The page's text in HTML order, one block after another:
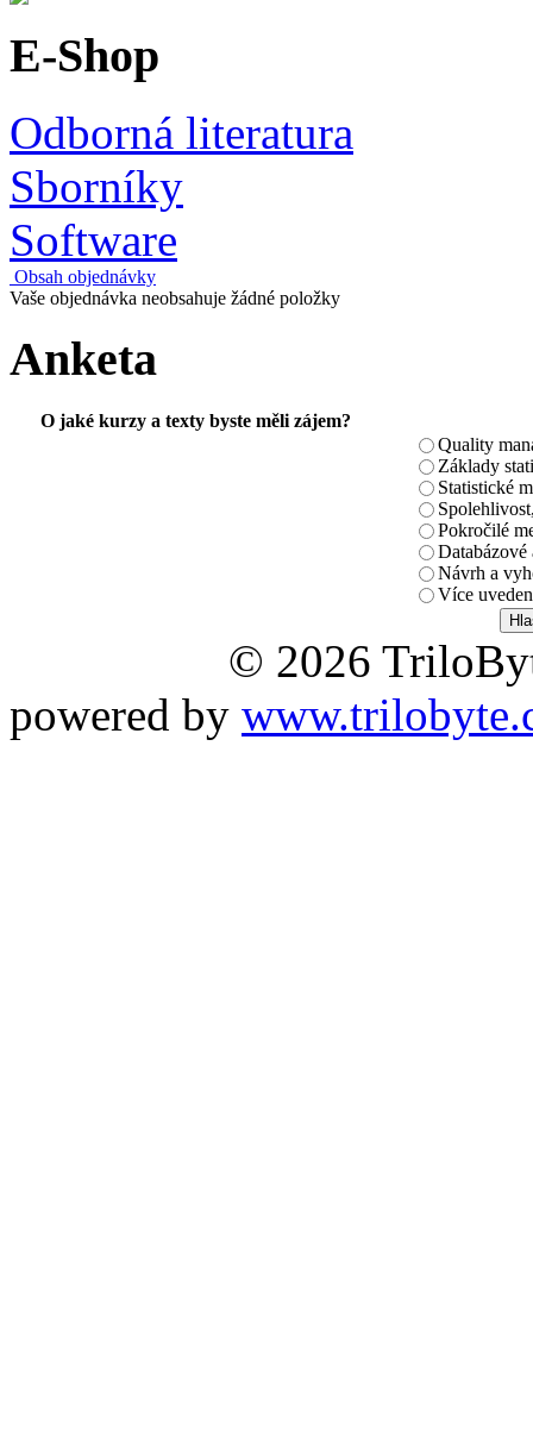
E-Shop
Odborná literatura
Sborníky
Software
Obsah objednávky
Vaše objednávka neobsahuje žádné položky
Anketa
O jaké kurzy a texty byste měli zájem?
Quality
Základy
Statistické
Pokročilé
Databázové
Návrh a
Více
© 2026
powered by